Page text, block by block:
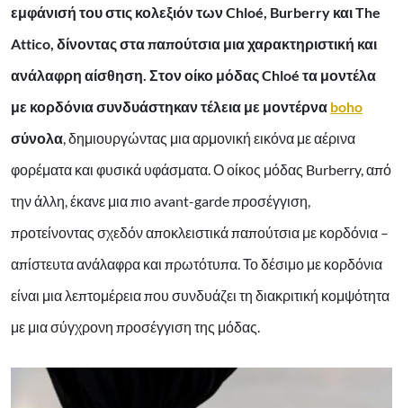
εμφάνισή του στις κολεξιόν των Chloé, Burberry και The
Attico, δίνοντας στα παπούτσια μια χαρακτηριστική και
ανάλαφρη αίσθηση. Στον οίκο μόδας Chloé τα μοντέλα
με κορδόνια συνδυάστηκαν τέλεια με μοντέρνα boho
σύνολα, δημιουργώντας μια αρμονική εικόνα με αέρινα
φορέματα και φυσικά υφάσματα.Ο οίκος μόδας Burberry,από
την άλλη, έκανε μια πιο avant-garde προσέγγιση,
προτείνοντας σχεδόν αποκλειστικά παπούτσια με κορδόνια –
απίστευτα ανάλαφρα και πρωτότυπα. Το δέσιμο με κορδόνια
είναι μια λεπτομέρεια που συνδυάζει τη διακριτική κομψότητα
με μια σύγχρονη προσέγγιση της μόδας.